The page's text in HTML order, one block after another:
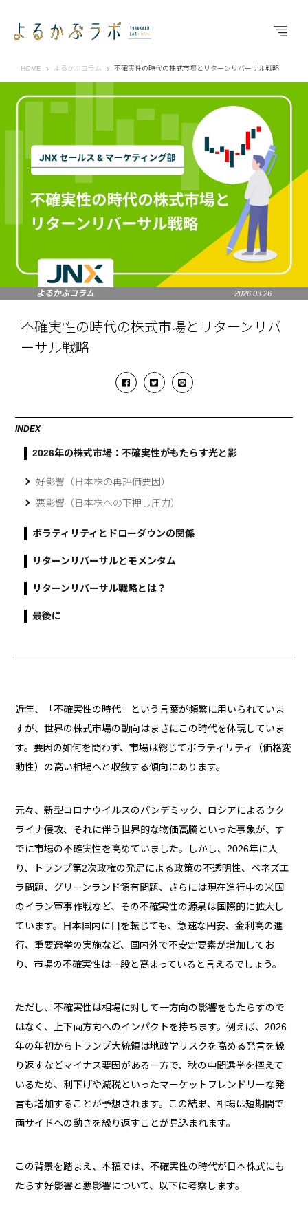
HOME よるかぶラボ | ジャパンネクスト証券
よるかぶコラム 不確実性の時代の株式市場とリターンリバーサル戦略
よるかぶコラム 2026.03.26
不確実性の時代の株式市場とリターンリバ
ーサル戦略
INDEX
2026年の株式市場：不確実性がもたらす光と影
好影響（日本株の再評価要因）
悪影響（日本株への下押し圧力）
ボラティリティとドローダウンの関係
リターンリバーサルとモメンタム
リターンリバーサル戦略とは？
最後に
近年、「不確実性の時代」という言葉が頻繁に用いられていま
すが、世界の株式市場の動向はまさにこの時代を体現していま
す。要因の如何を問わず、市場は総じてボラティリティ（価格変
動性）の高い相場へと収斂する傾向にあります。
元々、新型コロナウイルスのパンデミック、ロシアによるウク
ライナ侵攻、それに伴う世界的な物価高騰といった事象が、す
でに市場の不確実性を高めていました。しかし、2026年に入
り、トランプ第2次政権の発足による政策の不透明性、ベネズエ
ラ問題、グリーンランド領有問題、さらには現在進行中の米国
のイラン軍事作戦など、その不確実性の源泉は国際的に拡大し
ています。日本国内に目を転じても、急速な円安、金利高の進
行、重要選挙の実施など、国内外で不安定要素が増加してお
り、市場の不確実性は一段と高まっていると言えるでしょう。
ただし、不確実性は相場に対して一方向の影響をもたらすので
はなく、上下両方向へのインパクトを持ちます。例えば、2026
年の年初からトランプ大統領は地政学リスクを高める発言を繰
り返すなどマイナス要因がある一方で、秋の中間選挙を控えて
いるため、利下げや減税といったマーケットフレンドリーな発
言も増加することが予想されます。この結果、相場は短期間で
両サイドへの動きを繰り返すことが見込まれます。
この背景を踏まえ、本稿では、不確実性の時代が日本株式にも
たらす好影響と悪影響について、以下に考察します。